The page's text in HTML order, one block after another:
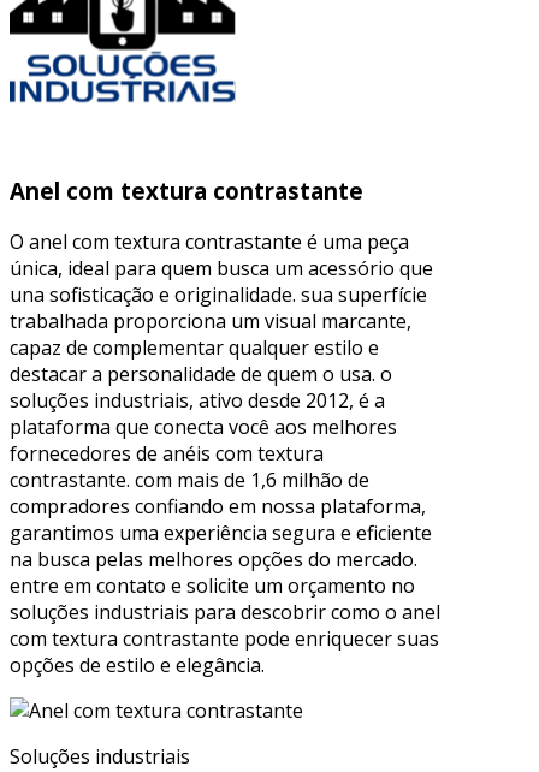
Anel com textura contrastante
O anel com textura contrastante é uma peça
única, ideal para quem busca um acessório que
una sofisticação e originalidade. sua superfície
trabalhada proporciona um visual marcante,
capaz de complementar qualquer estilo e
destacar a personalidade de quem o usa. o
soluções industriais, ativo desde 2012, é a
plataforma que conecta você aos melhores
fornecedores de anéis com textura
contrastante. com mais de 1,6 milhão de
compradores confiando em nossa plataforma,
garantimos uma experiência segura e eficiente
na busca pelas melhores opções do mercado.
entre em contato e solicite um orçamento no
soluções industriais para descobrir como o anel
com textura contrastante pode enriquecer suas
opções de estilo e elegância.
Soluções industriais